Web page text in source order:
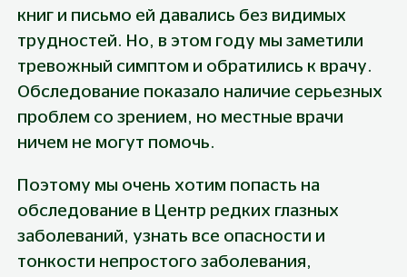
книг и письмо ей давались без видимых
трудностей. Но, в этом году мы заметили
тревожный симптом и обратились к врачу.
Обследование показало наличие серьезных
проблем со зрением, но местные врачи
ничем не могут помочь.
Поэтому мы очень хотим попасть на
обследование в Центр редких глазных
заболеваний, узнать все опасности и
тонкости непростого заболевания,